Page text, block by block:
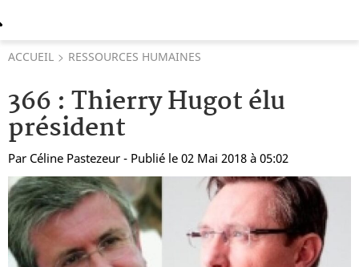
ACCUEIL RESSOURCES HUMAINES
366 : Thierry Hugot élu
président
Par Céline Pastezeur - Publié le 02 Mai 2018 à 05:02